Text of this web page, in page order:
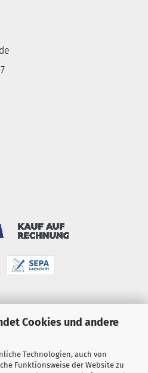
Cookies und andere
Technologien, auch von
Funktionsweise der Website zu